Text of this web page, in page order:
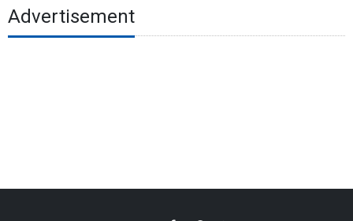
Advertisement